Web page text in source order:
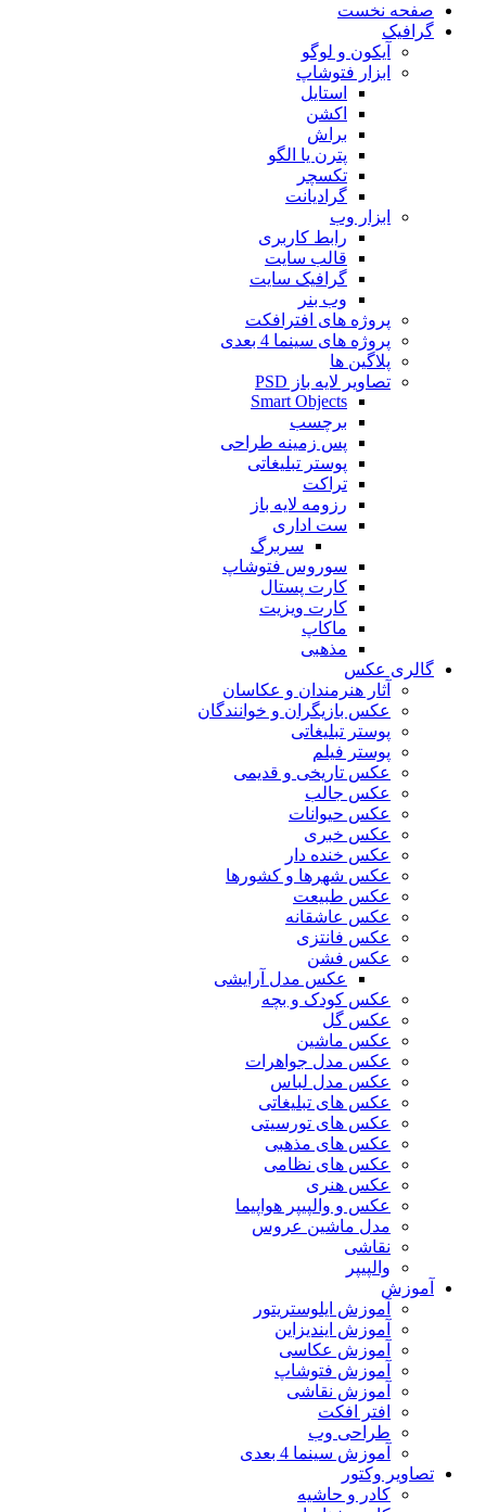
صفحه نخست
گرافیک
آیکون و لوگو
ابزار فتوشاپ
استایل
اکشن
براش
پترن یا الگو
تکسچر
گرادیانت
ابزار وب
رابط کاربری
قالب سایت
گرافیک سایت
وب بنر
پروژه های افترافکت
پروژه های سینما 4 بعدی
پلاگین ها
تصاویر لایه باز PSD
Smart Objects
برچسب
پس زمینه طراحی
پوستر تبلیغاتی
تراکت
رزومه لایه باز
ست اداری
سربرگ
سوروس فتوشاپ
کارت پستال
کارت ویزیت
ماکاپ
مذهبی
گالری عکس
آثار هنرمندان و عکاسان
عکس بازیگران و خوانندگان
پوستر تبلیغاتی
پوستر فیلم
عکس تاریخی و قدیمی
عکس جالب
عکس حیوانات
عکس خبری
عکس خنده دار
عکس شهرها و کشورها
عکس طبیعت
عکس عاشقانه
عکس فانتزی
عکس فشن
عکس مدل آرایشی
عکس کودک و بچه
عکس گل
عکس ماشین
عکس مدل جواهرات
عکس مدل لباس
عکس های تبلیغاتی
عکس های تورسیتی
عکس های مذهبی
عکس های نظامی
عکس هنری
عکس و والپیپر هواپیما
مدل ماشین عروس
نقاشی
والپیپر
آموزش
آموزش ایلوستریتور
آموزش ایندیزاین
آموزش عکاسی
آموزش فتوشاپ
آموزش نقاشی
افتر افکت
طراحی وب
آموزش سینما 4 بعدی
تصاویر وکتور
کادر و حاشیه